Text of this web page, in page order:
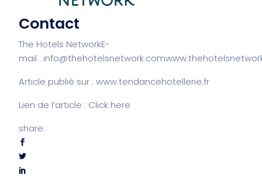
Contact
The Hotels NetworkE-
mail : info@thehotelsnetwork.com
Article publié sur : www.tendancehotellerie.fr
Lien de l’article : Click here
share: